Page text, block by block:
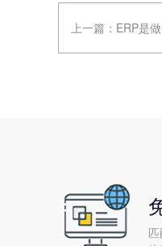
上一篇： ERP是